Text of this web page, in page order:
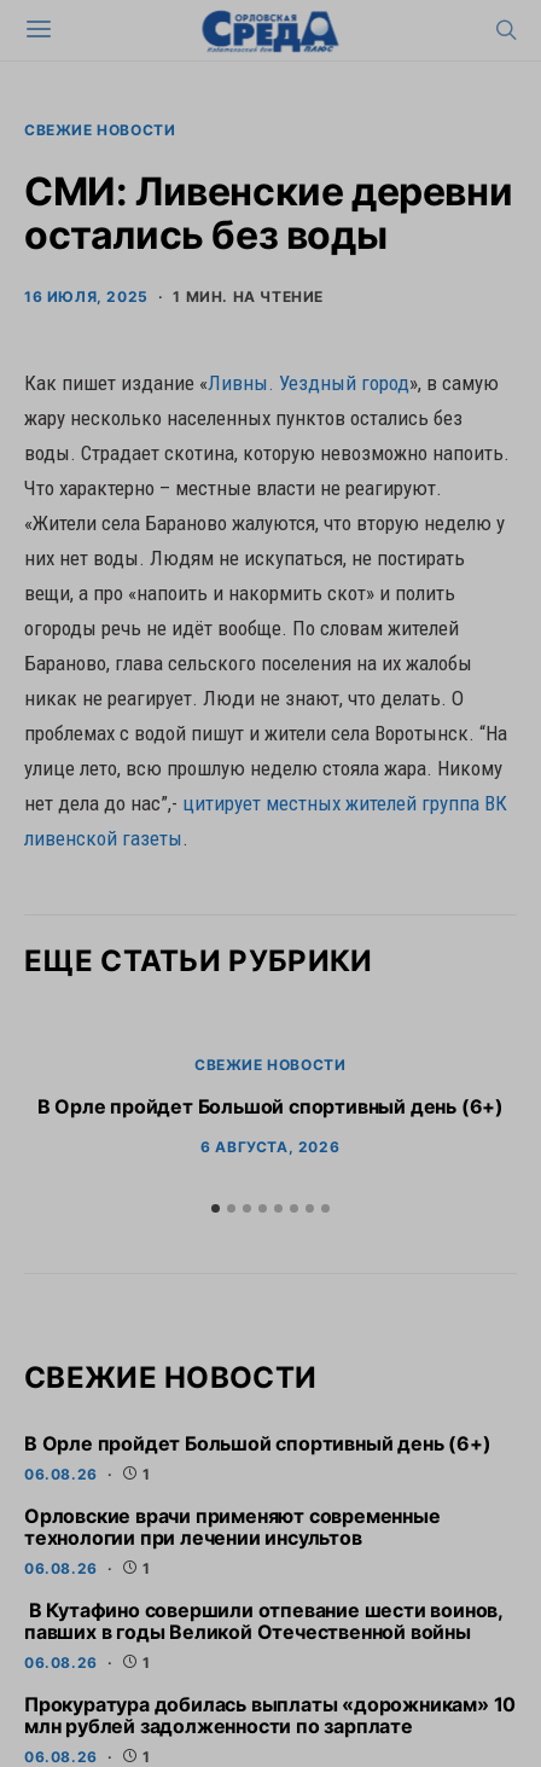
СВЕЖИЕ НОВОСТИ
СМИ: Ливенские деревни
остались без воды
16 ИЮЛЯ, 2025 1 МИН. НА ЧТЕНИЕ
Как пишет издание «Ливны. Уездный город», в самую
жару несколько населенных пунктов остались без
воды. Страдает скотина, которую невозможно напоить.
Что характерно – местные власти не реагируют.
«Жители села Бараново жалуются, что вторую неделю у
них нет воды. Людям не искупаться, не постирать
вещи, а про «напоить и накормить скот» и полить
огороды речь не идёт вообще. По словам жителей
Бараново, глава сельского поселения на их жалобы
никак не реагирует. Люди не знают, что делать. О
проблемах с водой пишут и жители села Воротынск. “На
улице лето, всю прошлую неделю стояла жара. Никому
нет дела до нас”,- цитирует местных жителей группа ВК
ливенской газеты.
ЕЩЕ СТАТЬИ РУБРИКИ
СВЕЖИЕ НОВОСТИ
В Орле пройдет Большой спортивный день (6+)
6 АВГУСТА, 2026
СВЕЖИЕ НОВОСТИ
В Орле пройдет Большой спортивный день (6+)
06.08.26 1
Орловские врачи применяют современные
технологии при лечении инсультов
06.08.26 1
В Кутафино совершили отпевание шести воинов,
павших в годы Великой Отечественной войны
06.08.26 1
Прокуратура добилась выплаты «дорожникам» 10
млн рублей задолженности по зарплате
06.08.26 1